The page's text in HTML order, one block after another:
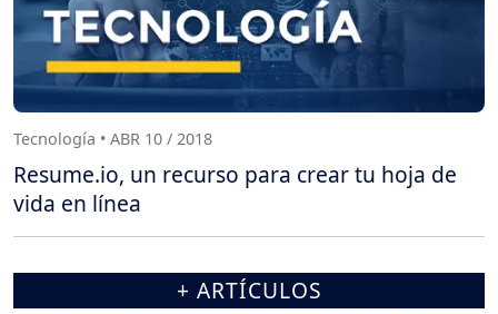
Tecnología • ABR 10 / 2018
Resume.io, un recurso para crear tu hoja de
vida en línea
+ ARTÍCULOS